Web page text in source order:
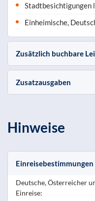
Stadtbesichtigungen
Einheimische,
Zusätzlich buchbare
Zusatzausgaben
Hinweise
Einreisebestimmungen
Deutsche, Österreicher
Einreise: